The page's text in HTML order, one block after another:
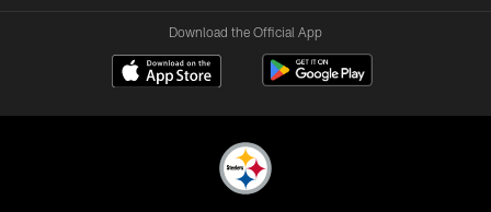
Download the Official App